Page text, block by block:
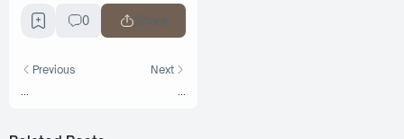
0 Share
Previous
...
Next
...